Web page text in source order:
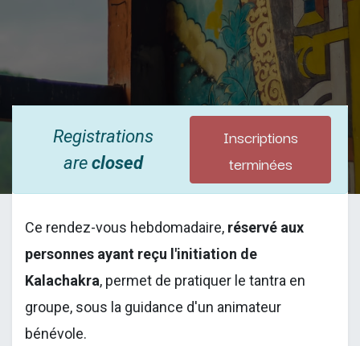
Registrations
areclosed
Inscriptions
terminées
Ce rendez-vous hebdomadaire, réservé aux
personnes ayant reçu l'initiation de
Kalachakra, permet de pratiquer le tantra en
groupe, sous la guidance d'un animateur
bénévole.